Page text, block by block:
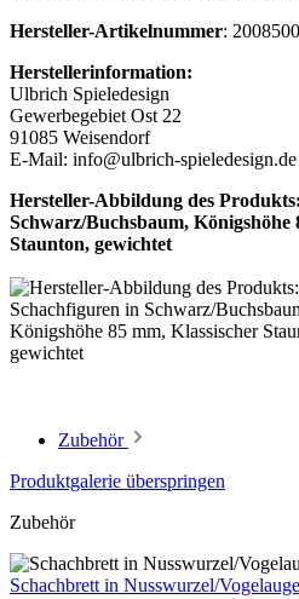
Hersteller-Artikelnummer:
Herstellerinformation:
Ulbrich Spieledesign
Gewerbegebiet Ost 22
91085 Weisendorf
E-Mail: info@ulbrich-spieledesign.de
Hersteller-Abbildung des
Schwarz/Buchsbaum, Königshöhe
Staunton, gewichtet
Zubehör
Produktgalerie überspringen
Zubehör
Schachbrett in Nusswurzel/